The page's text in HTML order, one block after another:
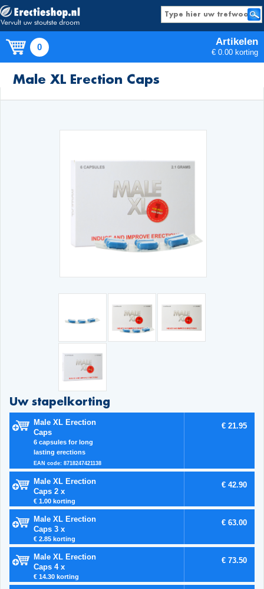
0 Artikelen
€ 0.00 korting
Producten
Male XL Erection Caps
Uw stapelkorting
Male XL Erection
Caps
6 capsules for long
lasting erections
EAN code: 8718247421138
€ 21.95
Male XL Erection
Caps 2 x
€ 1.00 korting
€ 42.90
Male XL Erection
Caps 3 x
€ 2.85 korting
€ 63.00
Male XL Erection
Caps 4 x
€ 14.30 korting
€ 73.50